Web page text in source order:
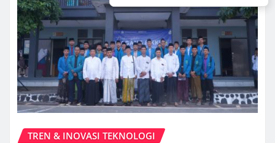
TREN & INOVASI TEKNOLOGI